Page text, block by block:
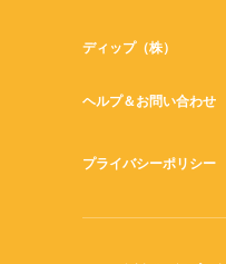
ディップ（株）
ヘルプ＆お問い合わせ
プライバシーポリシー